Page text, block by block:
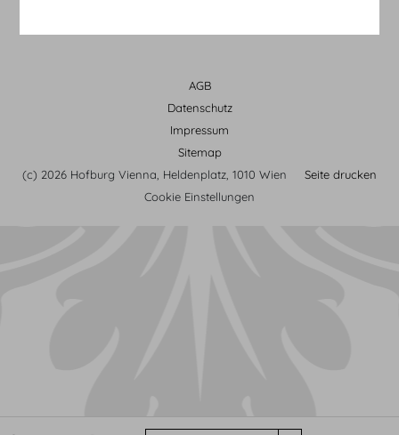
AGB
Datenschutz
Impressum
Sitemap
(c) 2026 Hofburg Vienna, Heldenplatz, 1010 Wien
Seite drucken
Cookie Einstellungen